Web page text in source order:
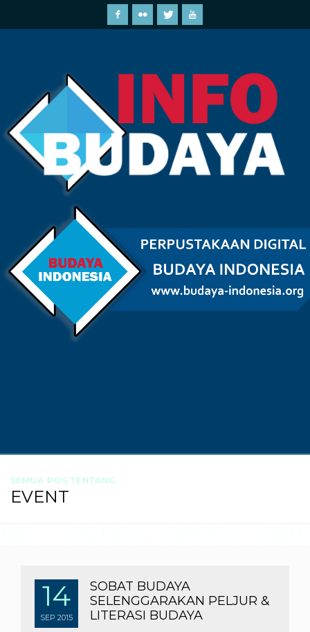
SEMUA POS TENTANG
EVENT
14
SEP 2015
SOBAT BUDAYA
SELENGGARAKAN PELJUR &
LITERASI BUDAYA